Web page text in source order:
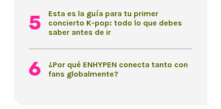
Esta es la guía para tu primer
concierto K-pop: todo lo que debes
saber antes de ir
¿Por qué ENHYPEN conecta tanto con
fans globalmente?